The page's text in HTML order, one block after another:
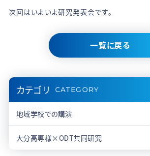
次回はいよいよ研究発表会です。
一覧に戻る
カテゴリ CATEGORY
地域学校での講演
大分高専様×ODT共同研究